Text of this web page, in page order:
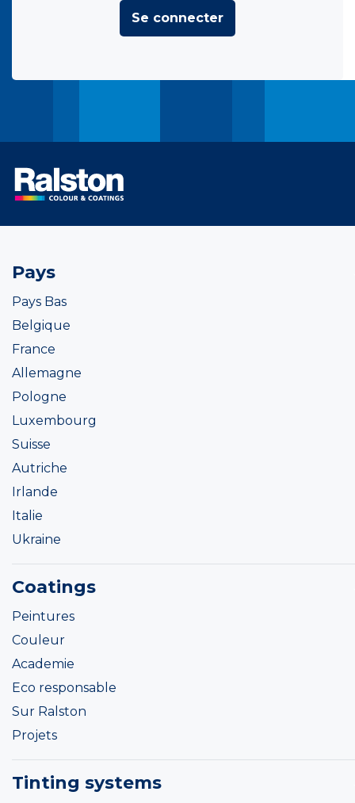
Se connecter
Pays
Pays Bas
Belgique
France
Allemagne
Pologne
Luxembourg
Suisse
Autriche
Irlande
Italie
Ukraine
Coatings
Peintures
Couleur
Academie
Eco responsable
Sur Ralston
Projets
Tinting systems